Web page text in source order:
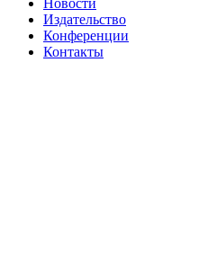
Новости
Издательство
Конференции
Контакты